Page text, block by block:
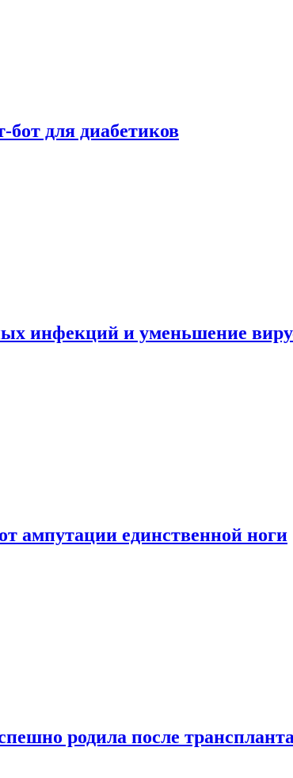
для диабетиков
инфекций и уменьшение
ампутации единственной ноги
родила после